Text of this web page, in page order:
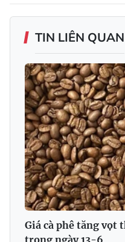
TIN LIÊN QUAN
Giá cà phê tăng vọt
trong ngày 13-6